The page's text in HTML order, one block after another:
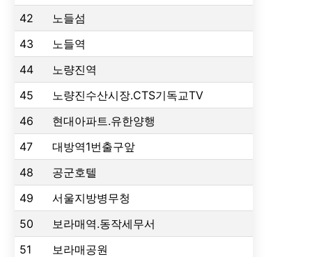
42
노들섬
43
노들역
44
노량진역
45
노량진수산시장.CTS기독교TV
46
현대아파트.유한양행
47
대방역1번출구앞
48
공군호텔
49
서울지방병무청
50
보라매역.동작세무서
51
보라매공원